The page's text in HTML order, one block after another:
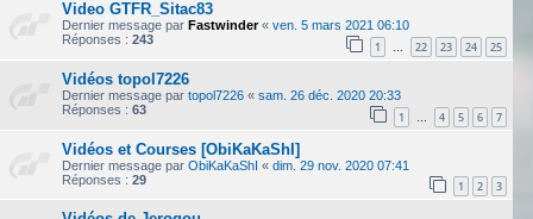
Video GTFR_Sitac83
Dernier message par Fastwinder« ven. 5 mars 2021 06:10
Réponses : 243 1 … 22 23 24 25
Vidéos topol7226
Dernier message par topol7226 « sam. 26 déc. 2020 20:33
Réponses : 63 1 4 5 6 7
Vidéos et Courses [ObiKaKaShI]
Dernier message par ObiKaKaShI « dim. 29 nov. 2020 07:41
Réponses : 29 1 2 3